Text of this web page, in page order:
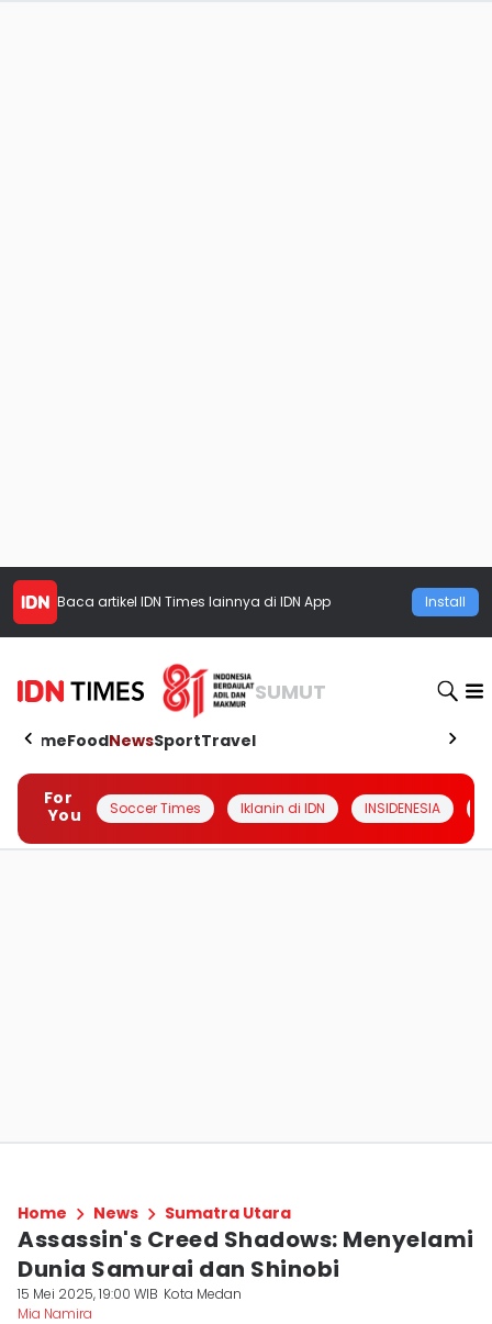
Baca artikel IDN Times lainnya di IDN App Install
SUMUT
HomeFoodNewsSportTravel
For
You
Soccer Times Iklanin di IDN INSIDENESIA
Home News Sumatra Utara
Assassin's Creed Shadows: Menyelami
Dunia Samurai dan Shinobi
15 Mei 2025, 19:00 WIB Kota Medan
Mia Namira